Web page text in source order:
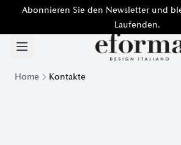
Abonnieren Sie den Newsletter und
Laufenden.
Abonnieren Sie den Newsletter und
Laufenden.
Home Kontakte